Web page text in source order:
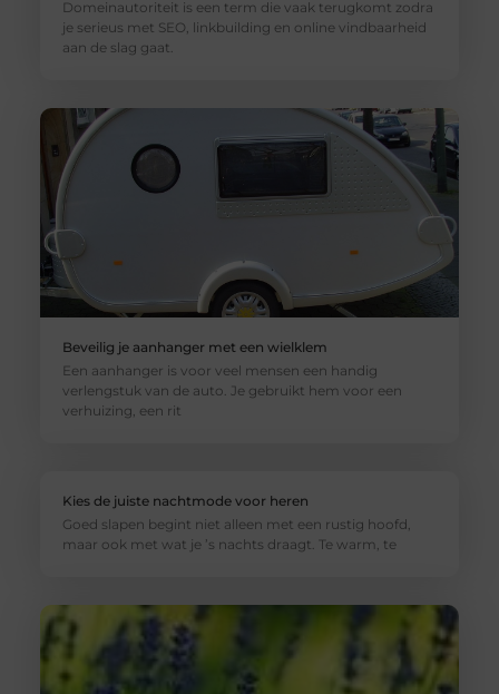
Domeinautoriteit is een term die vaak terugkomt zodra
je serieus met SEO, linkbuilding en online vindbaarheid
aan de slag gaat.
Beveilig je aanhanger met een wielklem
Een aanhanger is voor veel mensen een handig
verlengstuk van de auto. Je gebruikt hem voor een
verhuizing, een rit
Kies de juiste nachtmode voor heren
Goed slapen begint niet alleen met een rustig hoofd,
maar ook met wat je ’s nachts draagt. Te warm, te